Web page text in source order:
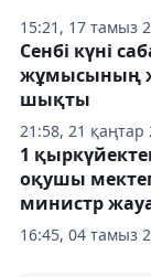
15:21, 17 тамыз
21:58, 21 қаңтар
Сенбі күні
жұмысының
шықты
16:45, 04 тамыз
1
оқушы
министр